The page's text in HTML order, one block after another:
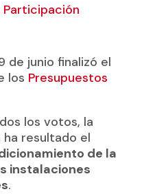
Participación
de junio finalizó el
los Presupuestos
los votos, la
resultado el
de la
instalaciones
.